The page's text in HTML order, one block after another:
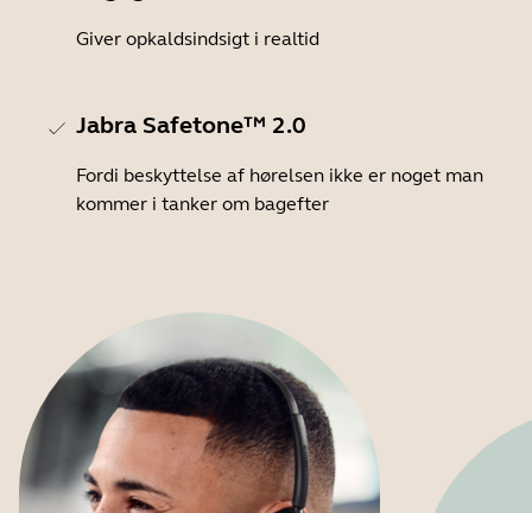
Giver opkaldsindsigt i realtid
Jabra Safetone™ 2.0
Fordi beskyttelse af hørelsen ikke er noget man
kommer i tanker om bagefter